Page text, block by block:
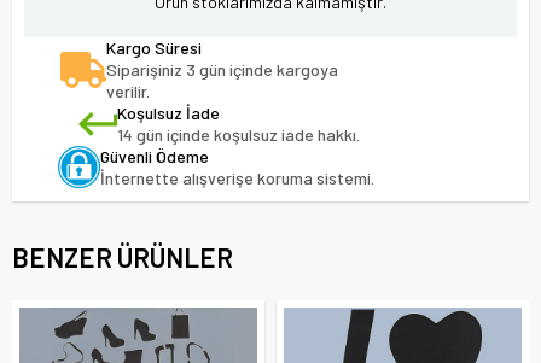
Kargo Süresi
Siparişiniz 3 gün içinde kargoya
verilir.
Koşulsuz İade
14 gün içinde koşulsuz iade hakkı.
Güvenli Ödeme
İnternette alışverişe koruma sistemi.
BENZER ÜRÜNLER